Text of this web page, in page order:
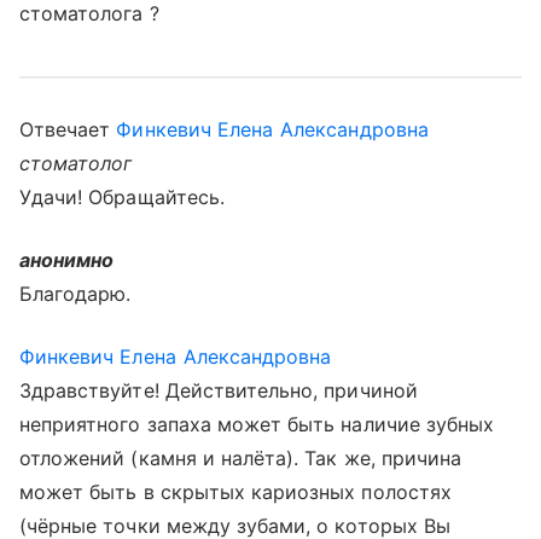
стоматолога ?
Отвечает Финкевич Елена Александровна
стоматолог
Удачи! Обращайтесь.
анонимно
Благодарю.
Финкевич Елена Александровна
Здравствуйте! Действительно, причиной
неприятного запаха может быть наличие зубных
отложений (камня и налёта). Так же, причина
может быть в скрытых кариозных полостях
(чёрные точки между зубами, о которых Вы